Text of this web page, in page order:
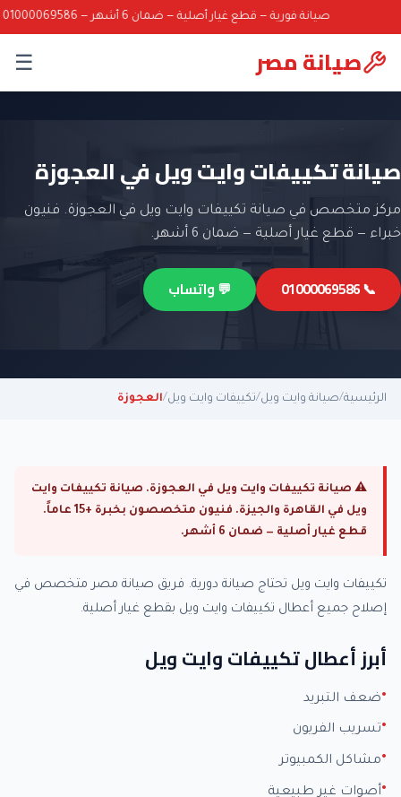
صيانة فورية — قطع غيار أصلية — ضمان 6 أشهر — 01000069586
صيانة مصر ☰
صيانة تكييفات وايت ويل في العجوزة
مركز متخصص في صيانة تكييفات وايت ويل في العجوزة. فنيون
خبراء — قطع غيار أصلية — ضمان 6 أشهر.
📞 01000069586 💬 واتساب
الرئيسية/صيانة وايت ويل/تكييفات وايت ويل/العجوزة
⚠ صيانة تكييفات وايت ويل في العجوزة. صيانة تكييفات وايت
ويل في القاهرة والجيزة. فنيون متخصصون بخبرة +15 عاماً.
قطع غيار أصلية — ضمان 6 أشهر.
تكييفات وايت ويل تحتاج صيانة دورية. فريق صيانة مصر متخصص في
إصلاح جميع أعطال تكييفات وايت ويل بقطع غيار أصلية.
أبرز أعطال تكييفات وايت ويل
ضعف التبريد
تسريب الفريون
مشاكل الكمبيوتر
أصوات غير طبيعية